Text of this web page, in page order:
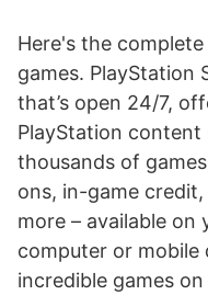
Here's the
games. PlayStation
that’s open 24/7,
PlayStation
thousands of
ons, in-game credit,
more – available on
computer or mobile
incredible games